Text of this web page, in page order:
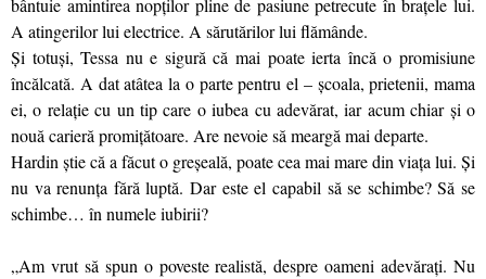
bântuie amintirea nopților pline de pasiune petrecute în brațele lui.
A atingerilor lui electrice. A sărutărilor lui flămânde.
Și totuși, Tessa nu e sigură că mai poate ierta încă o promisiune
încălcată. A dat atâtea la o parte pentru el – școala, prietenii, mama
ei, o relație cu un tip care o iubea cu adevărat, iar acum chiar și o
nouă carieră promițătoare. Are nevoie să meargă mai departe.
Hardin știe că a făcut o greșeală, poate cea mai mare din viața lui. Și
nu va renunța fără luptă. Dar este el capabil să se schimbe? Să se
schimbe… în numele iubirii?
„Am vrut să spun o poveste realistă, despre oameni adevăraţi. Nu